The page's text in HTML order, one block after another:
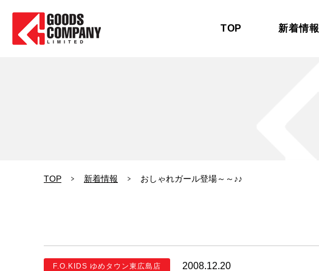
TOP 新着情報
TOP 新着情報 おしゃれガール登場～～♪♪
F.O.KIDS ゆめタウン東広島店 2008.12.20